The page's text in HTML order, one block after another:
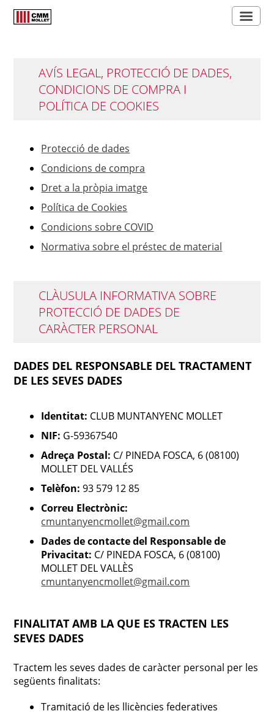
AVÍS LEGAL, PROTECCIÓ DE DADES,
CONDICIONS DE COMPRA I
POLÍTICA DE COOKIES
Protecció de dades
Condicions de compra
Dret a la pròpia imatge
Política de Cookies
Condicions sobre COVID
Normativa sobre el préstec de material
CLÀUSULA INFORMATIVA SOBRE
PROTECCIÓ DE DADES DE
CARÀCTER PERSONAL
DADES DEL RESPONSABLE DEL TRACTAMENT
DE LES SEVES DADES
Identitat: CLUB MUNTANYENC MOLLET
NIF: G-59367540
Adreça Postal: C/ PINEDA FOSCA, 6 (08100)
MOLLET DEL VALLÉS
Telèfon: 93 579 12 85
Correu Electrònic:
cmuntanyencmollet@gmail.com
Dades de contacte del Responsable de
Privacitat: C/ PINEDA FOSCA, 6 (08100)
MOLLET DEL VALLÈS
cmuntanyencmollet@gmail.com
FINALITAT AMB LA QUE ES TRACTEN LES
SEVES DADES
Tractem les seves dades de caràcter personal per les
següents finalitats:
Tramitació de les llicències federatives